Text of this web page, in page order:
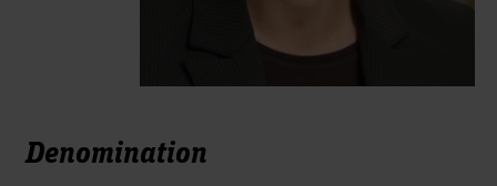
Denomination